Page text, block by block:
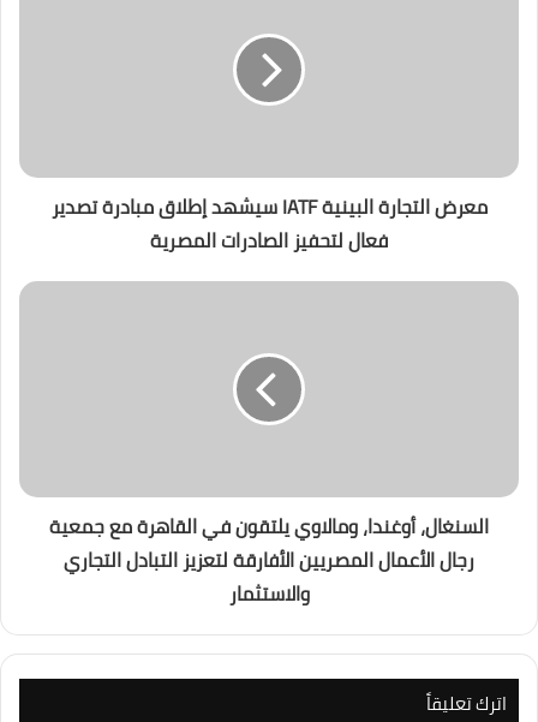
معرض التجارة البينية IATF سيشهد إطلاق مبادرة تصدير
فعال لتحفيز الصادرات المصرية
السنغال، أوغندا، ومالاوي يلتقون في القاهرة مع جمعية
رجال الأعمال المصريين الأفارقة لتعزيز التبادل التجاري
والاستثمار
اترك تعليقاً